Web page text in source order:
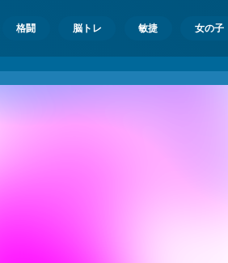
格闘 脳トレ 敏捷 女の子